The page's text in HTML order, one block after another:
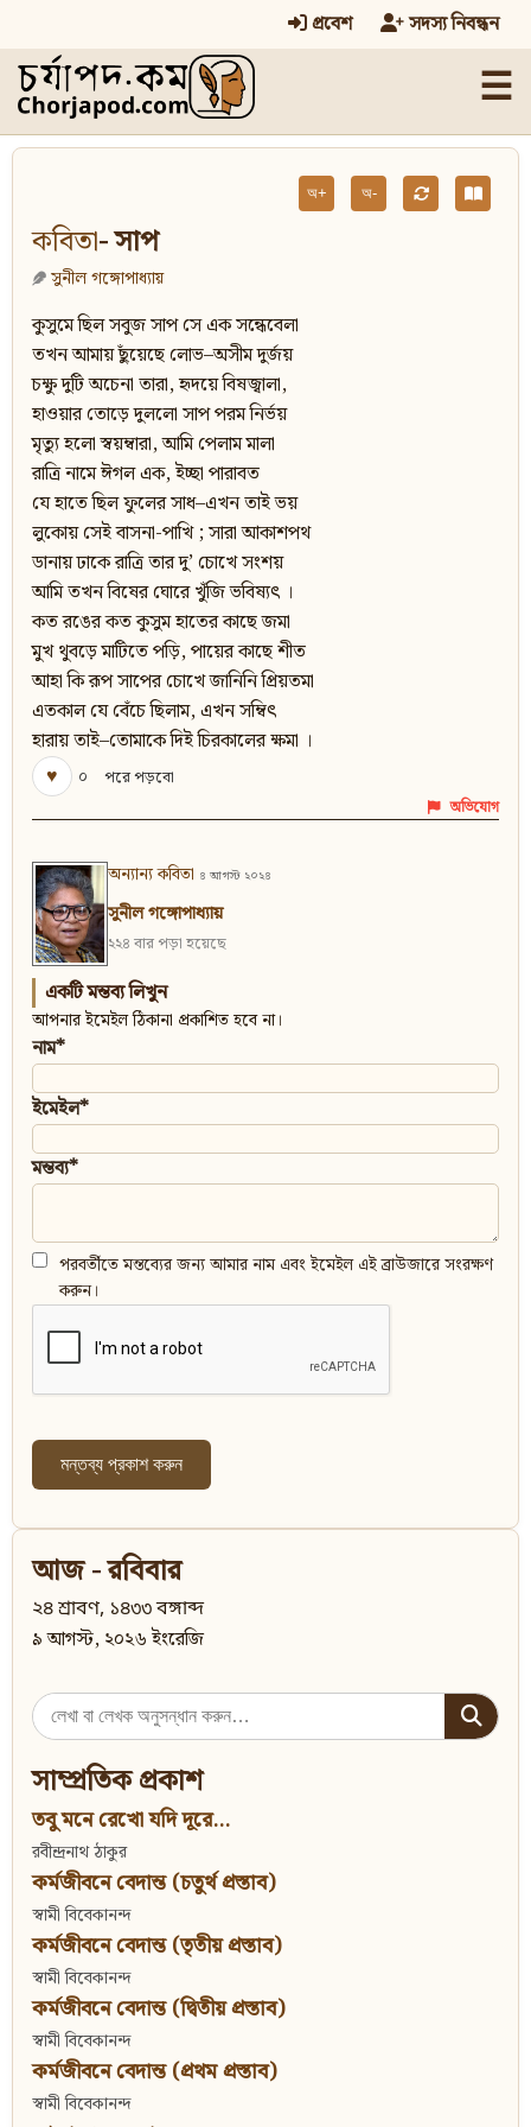
প্রবেশ সদস্য নিবন্ধন
☰
অ+ অ-
কবিতা- সাপ
সুনীল গঙ্গোপাধ্যায়
কুসুমে ছিল সবুজ সাপ সে এক সন্ধেবেলা
তখন আমায় ছুঁয়েছে লোভ–অসীম দুৰ্জয়
চক্ষু দুটি অচেনা তারা, হৃদয়ে বিষজ্বালা,
হাওয়ার তোড়ে দুললো সাপ পরম নির্ভয়
মৃত্যু হলো স্বয়ম্বারা, আমি পেলাম মালা
রাত্ৰি নামে ঈগল এক, ইচ্ছা পারাবত
যে হাতে ছিল ফুলের সাধ–এখন তাই ভয়
লুকোয় সেই বাসনা-পাখি ; সারা আকাশপথ
ডানায় ঢাকে রাত্রি তার দু’ চোখে সংশয়
আমি তখন বিষের ঘোরে খুঁজি ভবিষ্যৎ ।
কত রঙের কত কুসুম হাতের কাছে জমা
মুখ থুবড়ে মাটিতে পড়ি, পায়ের কাছে শীত
আহা কি রূপ সাপের চোখে জানিনি প্রিয়তমা
এতকাল যে বেঁচে ছিলাম, এখন সম্বিৎ
হারায় তাই–তোমাকে দিই চিরকালের ক্ষমা ।
♥
০ পরে পড়বো
অভিযোগ
অন্যান্য কবিতা ৪ আগস্ট ২০২৪
সুনীল গঙ্গোপাধ্যায়
২২৪ বার পড়া হয়েছে
একটি মন্তব্য লিখুন
আপনার ইমেইল ঠিকানা প্রকাশিত হবে না।
নাম*
ইমেইল*
মন্তব্য*
পরবর্তীতে মন্তব্যের জন্য আমার নাম এবং ইমেইল এই ব্রাউজারে সংরক্ষণ
করুন।
আজ - রবিবার
২৪ শ্রাবণ, ১৪৩৩ বঙ্গাব্দ
৯ আগস্ট, ২০২৬ ইংরেজি
Search
for:
সাম্প্রতিক প্রকাশ
তবু মনে রেখো যদি দূরে...
রবীন্দ্রনাথ ঠাকুর
কর্মজীবনে বেদান্ত (চতুর্থ প্রস্তাব)
স্বামী বিবেকানন্দ
কর্মজীবনে বেদান্ত (তৃতীয় প্রস্তাব)
স্বামী বিবেকানন্দ
কর্মজীবনে বেদান্ত (দ্বিতীয় প্রস্তাব)
স্বামী বিবেকানন্দ
কর্মজীবনে বেদান্ত (প্রথম প্রস্তাব)
স্বামী বিবেকানন্দ